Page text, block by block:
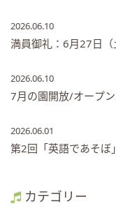
2026.06.10
満員御礼：6月27日
2026.06.10
7月の園開放/オープ
2026.06.01
第2回「英語であそぼ
カテゴリー